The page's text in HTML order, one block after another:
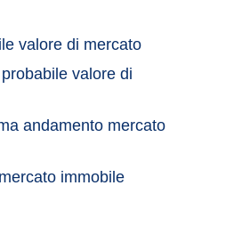
valore di
andamento mercato
immobile